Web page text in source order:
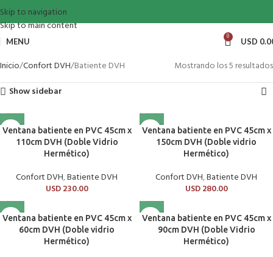
Skip to navigation
Skip to main content
MENU 0 USD
Inicio Confort DVH Batiente DVH
Mostrando los 5 resultados
Show sidebar
Ventana batiente en PVC 45cm x
110cm DVH (Doble Vidrio
Hermético)
Confort DVH,Batiente DVH
USD230.00
Ventana batiente en PVC 45cm x
150cm DVH (Doble vidrio
Hermético)
Confort DVH,Batiente DVH
USD280.00
Ventana batiente en PVC 45cm x
60cm DVH (Doble vidrio
Hermético)
Ventana batiente en PVC 45cm x
90cm DVH (Doble Vidrio
Hermético)